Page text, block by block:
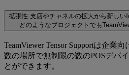
拡張性 支店やチャネルの拡大から新しい
どのようなプロジェクトでも
TeamViewer Tensor Supportは企業
数の場所で無制限の数のPOSデバ
とができます。